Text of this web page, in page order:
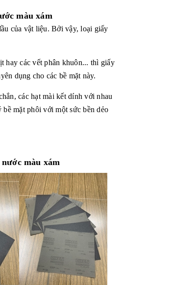
màu xám
của vật liệu. Bởi vậy, loại giấy
hay các vết phân khuôn... thì giấy
dụng cho các bề mặt này.
các hạt mài kết dính với nhau
mặt phôi với một sức bền dẻo
màu xám